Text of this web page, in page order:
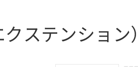
ステンション）